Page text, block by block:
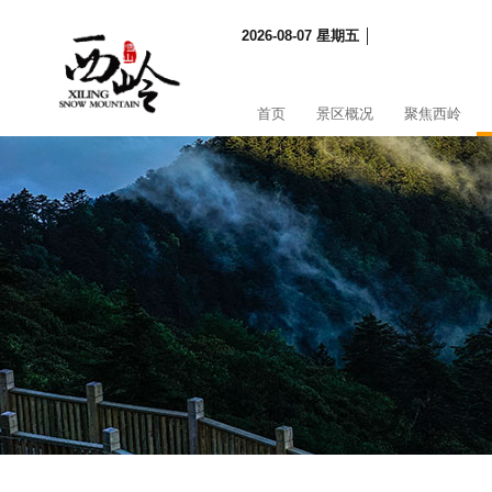
2026-08-07 星期五 │
首页 景区概况 聚焦西岭